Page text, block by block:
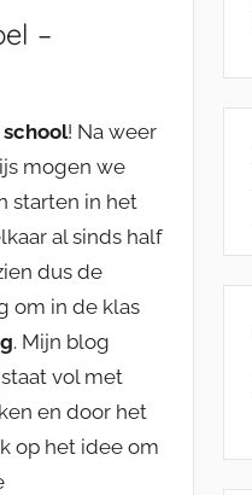
–
! Na weer
mogen we
starten in het
al sinds half
dus de
om in de klas
. Mijn blog
staat vol met
en door het
op het idee om